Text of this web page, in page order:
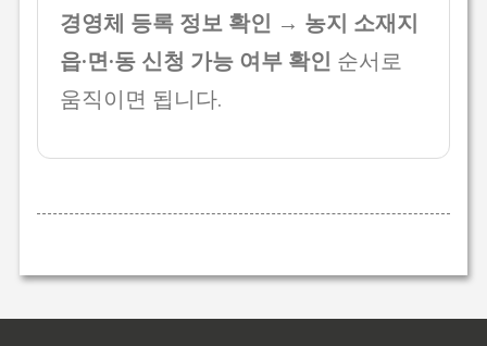
경영체 등록 정보 확인 → 농지 소재지
읍·면·동 신청 가능 여부 확인 순서로
움직이면 됩니다.